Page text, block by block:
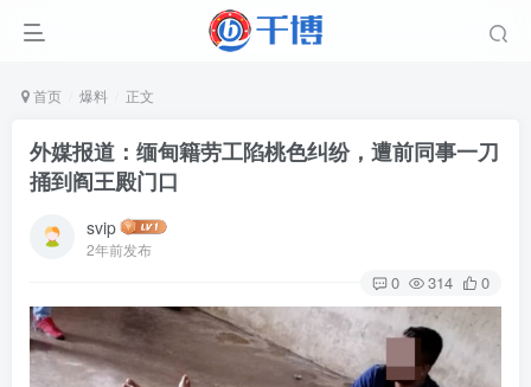
首页 爆料 正文
外媒报道：缅甸籍劳工陷桃色纠纷，遭前同事一刀
捅到阎王殿门口
svip
2年前发布
0 314 0